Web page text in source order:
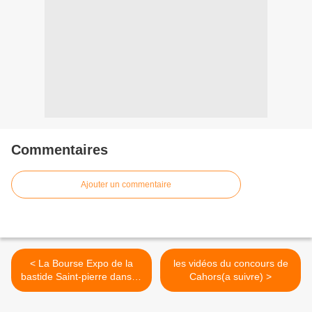
Commentaires
Ajouter un commentaire
< La Bourse Expo de la
bastide Saint-pierre dans le
82
les vidéos du concours de
Cahors(a suivre) >